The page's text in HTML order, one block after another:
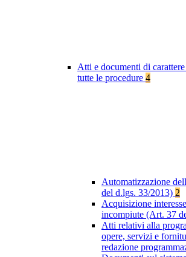
Atti e documenti di
tutte le procedure 4
Automatizzazione
del d.lgs. 33/2013) 2
Acquisizione
incompiute (Art. 37
Atti relativi alla
opere, servizi e
redazione